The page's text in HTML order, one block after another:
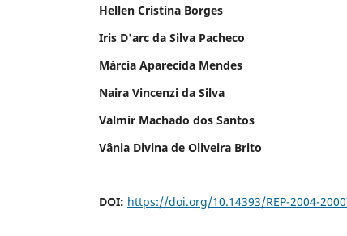
Hellen Cristina Borges
Iris D'arc da Silva Pacheco
Márcia Aparecida Mendes
Naira Vincenzi da Silva
Valmir Machado dos Santos
Vânia Divina de Oliveira Brito
DOI: https://doi.org/10.14393/REP-2004-